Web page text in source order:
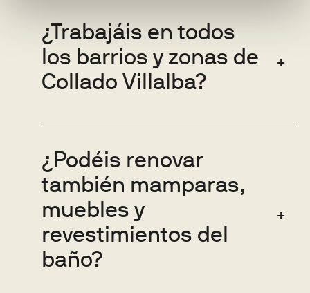
¿Trabajáis en todos
los barrios y zonas de
Collado Villalba?
¿Podéis renovar
también mamparas,
muebles y
revestimientos del
baño?